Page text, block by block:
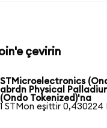
çevirin
STMicroelectronics
abrdn Physical
(Ondo Tokenized)'na
1 STMon eşittir 0,430224